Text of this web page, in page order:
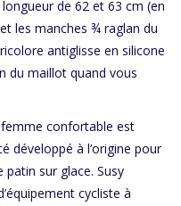
de 62 et 63 cm (en
les manches ¾ raglan du
antiglisse en silicone
du maillot quand vous
confortable est
développé à l’origine pour
sur glace. Susy
cycliste à